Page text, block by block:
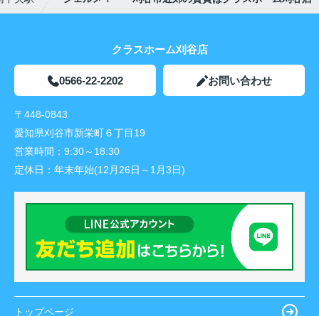
クラスホーム刈谷店
0566-22-2202 お問い合わせ
〒448-0843
愛知県刈谷市新栄町６丁目19
営業時間： 9:30～18:30
定休日： 年末年始(12月26日～1月3日)
トップページ